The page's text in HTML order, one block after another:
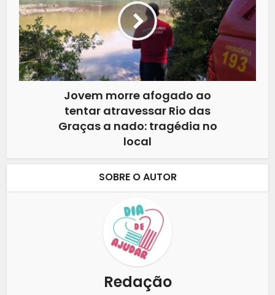
Jovem morre afogado ao
tentar atravessar Rio das
Graças a nado: tragédia no
local
SOBRE O AUTOR
Redação